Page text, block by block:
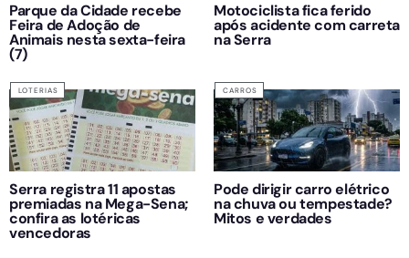
Parque da Cidade recebe
Feira de Adoção de
Animais nesta sexta-feira
(7)
Motociclista fica ferido
após acidente com carreta
na Serra
LOTERIAS
Serra registra 11 apostas
premiadas na Mega-Sena;
confira as lotéricas
vencedoras
CARROS
Pode dirigir carro elétrico
na chuva ou tempestade?
Mitos e verdades